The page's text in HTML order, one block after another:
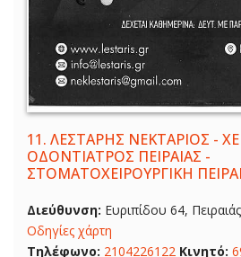
11. ΛΕΣΤΑΡΗΣ ΝΕΚΤΑΡΙΟΣ -
ΟΔΟΝΤΙΑΤΡΟΣ ΠΕΙΡΑΙΑΣ -
ΣΤΟΜΑΤΟΧΕΙΡΟΥΡΓΙΚΗ
Διεύθυνση: Ευριπίδου 64,
Οδηγίες χάρτη
Τηλέφωνο: 2104226122 Κινητό: